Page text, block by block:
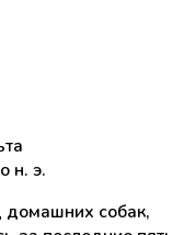
н. э.
собак,